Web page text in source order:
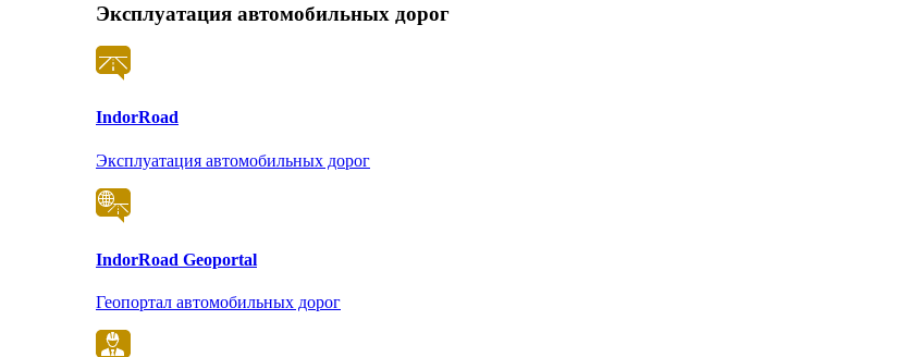
Эксплуатация автомобильных дорог
IndorRoad
Эксплуатация автомобильных дорог
IndorRoad Geoportal
Геопортал автомобильных дорог